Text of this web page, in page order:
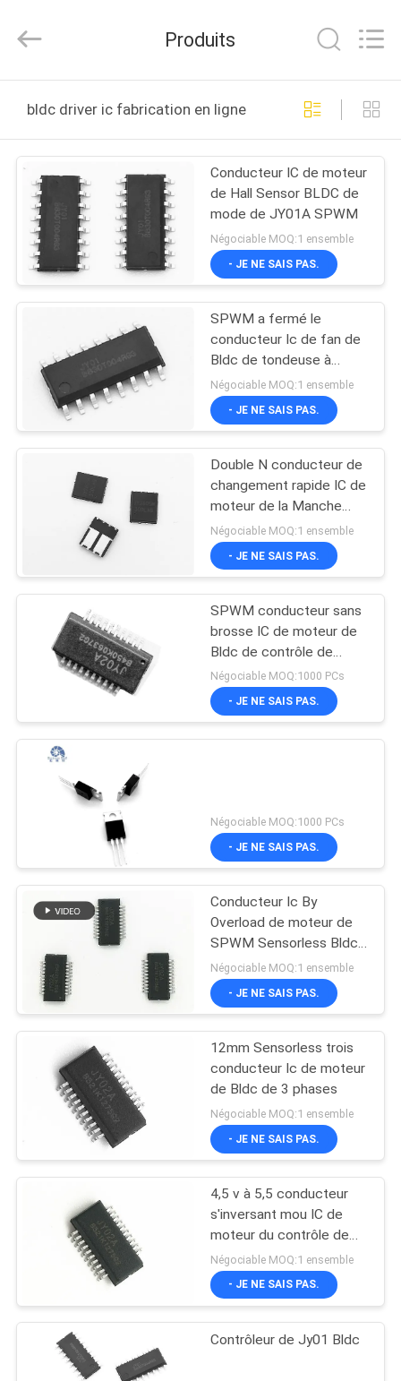
PRODUITS
VIDÉOS
PROPOS
NOUS
VISITE
D'USINE
CONTRÔLE
QUALITÉ
CONTACT
TOUS
DEMANDE
DE
SOUMISSION
PLAN
DU
POLITIQUE
CONFIDENTIALITÉ
Motor
Technology
Rights
Produits
bldc driver ic fabrication en ligne
Conducteur IC de moteur
de Hall Sensor BLDC de
mode de JY01A SPWM
Négociable MOQ:1 ensemble
- JE NE SAIS PAS.
SPWM a fermé le
conducteur Ic de fan de
Bldc de tondeuse à
gazon de pompe de
boucle
Négociable MOQ:1 ensemble
- JE NE SAIS PAS.
Double N conducteur de
changement rapide IC de
moteur de la Manche
BLDC de corps de la
récupération inverse
Négociable MOQ:1 ensemble
- JE NE SAIS PAS.
SPWM conducteur sans
brosse IC de moteur de
Bldc de contrôle de
vitesse de Sensorless de
3 phases
Négociable MOQ:1000 PCs
- JE NE SAIS PAS.
Négociable MOQ:1000 PCs
- JE NE SAIS PAS.
Conducteur Ic By
Overload de moteur de
SPWM Sensorless Bldc
bloquant la protection
Négociable MOQ:1 ensemble
- JE NE SAIS PAS.
12mm Sensorless trois
conducteur Ic de moteur
de Bldc de 3 phases
Négociable MOQ:1 ensemble
- JE NE SAIS PAS.
4,5 v à 5,5 conducteur
s'inversant mou IC de
moteur du contrôle de
phase de V JY02A BLDC
Négociable MOQ:1 ensemble
- JE NE SAIS PAS.
Contrôleur de Jy01 Bldc